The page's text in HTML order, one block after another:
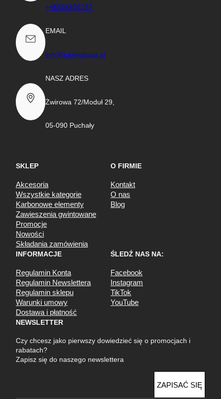
+48666606267
EMAIL
info@tuningbaza.pl
NASZ ADRES
Żwirowa 72/Moduł 29,
05-090 Puchały
SKLEP
Akcesoria
Wszystkie kategorie
Karbonowe elementy
Zawieszenia gwintowane
Promocje
Nowości
Składania zamówienia
O FIRMIE
Kontakt
O nas
Blog
INFORMACJE
Regulamin Konta
Regulamin Newslettera
Regulamin sklepu
Warunki umowy
Dostawa i płatność
ŚLEDŹ NAS NA:
Facebook
Instagram
TikTok
YouTube
NEWSLETTER
Czy chcesz jako pierwszy dowiedzieć się o promocjach i
rabatach?
Zapisz się do naszego newslettera
a
ZAPISAĆ SIĘ